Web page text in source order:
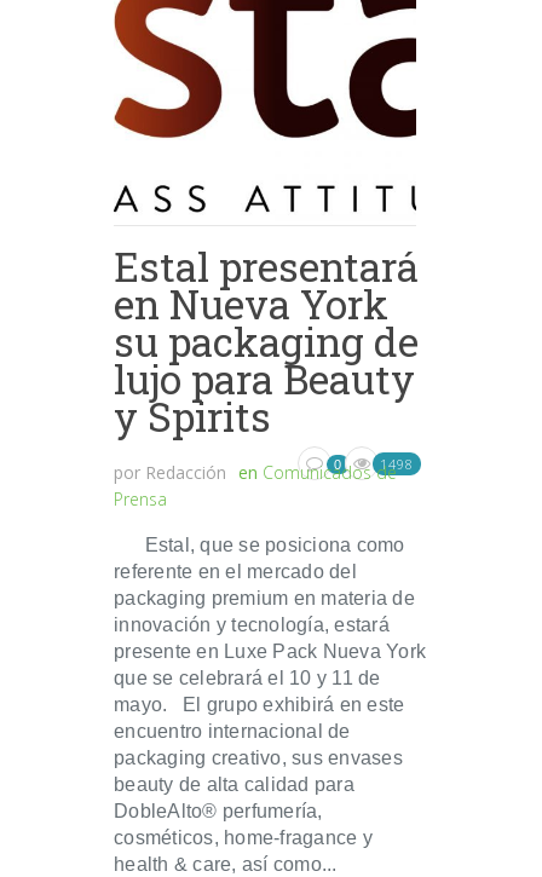
Estal presentará
en Nueva York
su packaging de
lujo para Beauty
y Spirits
por Redacción en Comunicados de
Prensa
0 1498
Estal, que se posiciona como
referente en el mercado del
packaging premium en materia de
innovación y tecnología, estará
presente en Luxe Pack Nueva York
que se celebrará el 10 y 11 de
mayo. El grupo exhibirá en este
encuentro internacional de
packaging creativo, sus envases
beauty de alta calidad para
DobleAlto® perfumería,
cosméticos, home-fragance y
health & care, así como...